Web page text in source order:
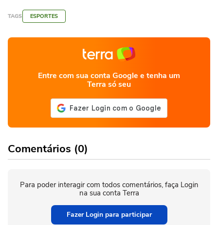
TAGS ESPORTES
Entre com sua conta Google e tenha um
Terra só seu
Comentários (0)
Para poder interagir com todos comentários, faça Login
na sua conta Terra
Fazer Login para participar